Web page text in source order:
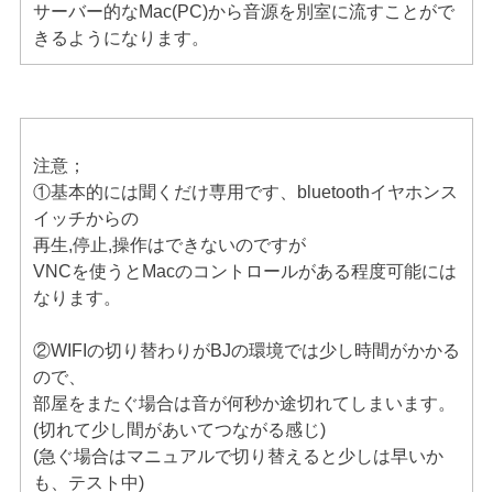
サーバー的なMac(PC)から音源を別室に流すことがで
きるようになります。
注意；
①基本的には聞くだけ専用です、bluetoothイヤホンス
イッチからの
再生,停止,操作はできないのですが
VNCを使うとMacのコントロールがある程度可能には
なります。
②WIFIの切り替わりがBJの環境では少し時間がかかる
ので、
部屋をまたぐ場合は音が何秒か途切れてしまいます。
(切れて少し間があいてつながる感じ)
(急ぐ場合はマニュアルで切り替えると少しは早いか
も、テスト中)